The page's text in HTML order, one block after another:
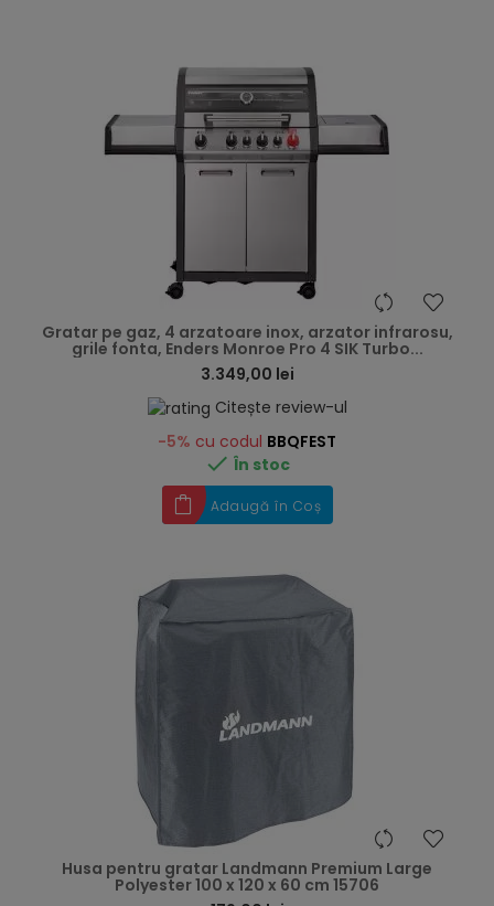
Gratar pe gaz, 4 arzatoare inox, arzator infrarosu,
grile fonta, Enders Monroe Pro 4 SIK Turbo...
3.349,00 lei
Citește review-ul
-5% cu codul BBQFEST
 În stoc
Adaugă în Coș
Husa pentru gratar Landmann Premium Large
Polyester 100 x 120 x 60 cm 15706